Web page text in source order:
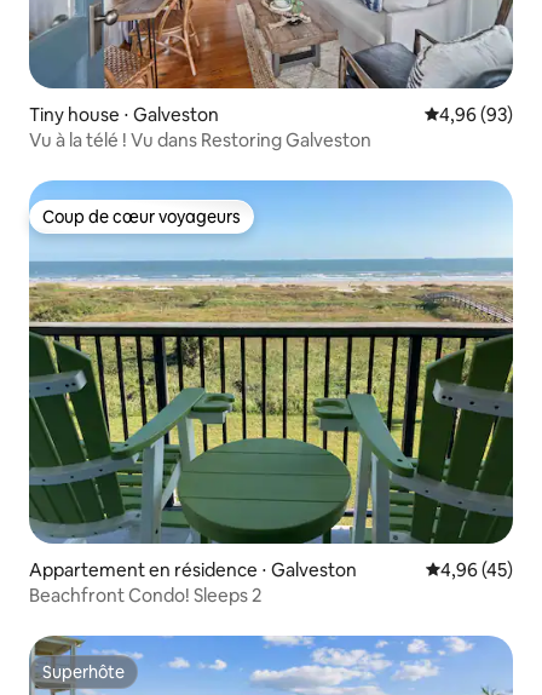
Tiny house ⋅ Galveston Évaluation
4,96 (93)
Vu à la télé ! Vu dans Restoring Galveston
Coup de cœur voyageurs
Coup de cœur voyageurs
Appartement en résidence ⋅ Galveston Évaluation
4,96 (45)
Beachfront Condo! Sleeps 2
Superhôte
Superhôte